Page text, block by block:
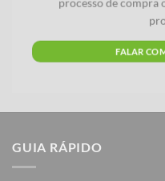
FALAR
GUIA RÁPIDO